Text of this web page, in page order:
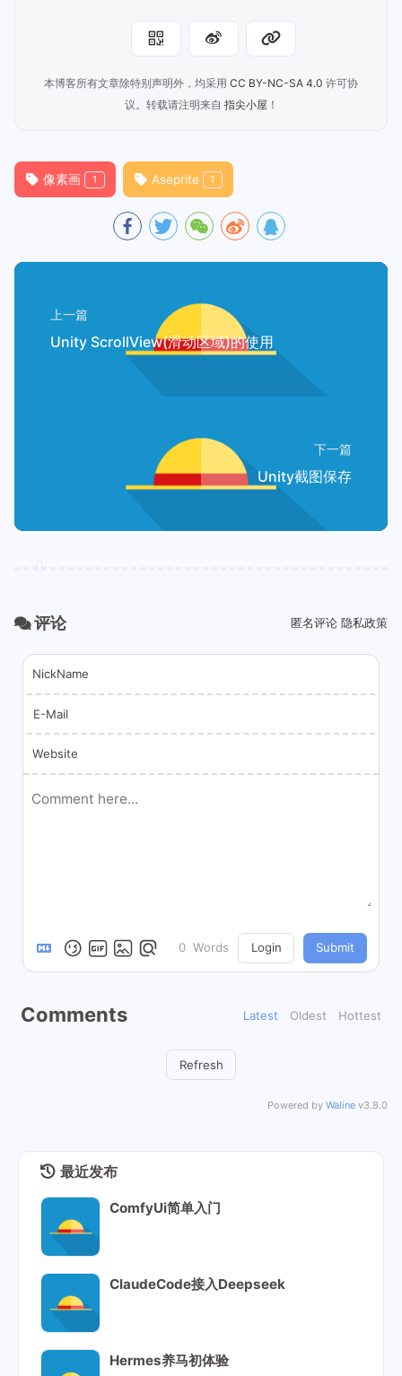
本博客所有文章除特别声明外，均采用 CC BY-NC-SA 4.0 许可协
议。转载请注明来自 指尖小屋 ！
像素画 1 Aseprite 1
上一篇
Unity ScrollView(滑动区域)的使用
下一篇
Unity截图保存
评论 匿名评论 隐私政策
NickName
E-Mail
Website
0 Words Login Submit
Comments Latest Oldest Hottest
Refresh
Powered by Waline v3.8.0
最近发布
ComfyUi简单入门
ClaudeCode接入Deepseek
Hermes养马初体验